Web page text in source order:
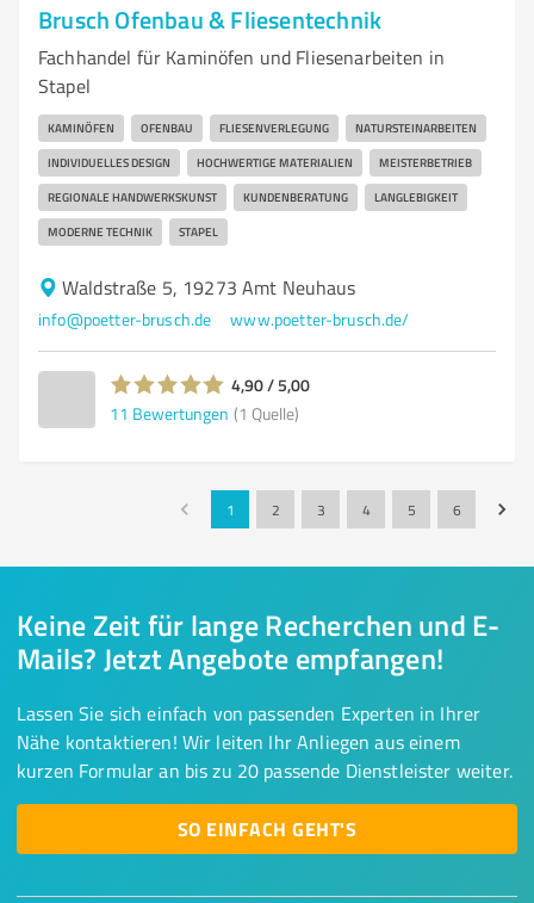
Brusch Ofenbau & Fliesentechnik
Fachhandel für Kaminöfen und Fliesenarbeiten in
Stapel
KAMINÖFEN OFENBAU FLIESENVERLEGUNG NATURSTEINARBEITEN
INDIVIDUELLES DESIGN HOCHWERTIGE MATERIALIEN MEISTERBETRIEB
REGIONALE HANDWERKSKUNST KUNDENBERATUNG LANGLEBIGKEIT
MODERNE TECHNIK STAPEL
Waldstraße 5, 19273 Amt Neuhaus
info@poetter-brusch.de www.poetter-brusch.de/
4,90 / 5,00
11 Bewertungen (1 Quelle)
1 2 3 4 5 6
Keine Zeit für lange Recherchen und E-
Mails? Jetzt Angebote empfangen!
Lassen Sie sich einfach von passenden Experten in Ihrer
Nähe kontaktieren! Wir leiten Ihr Anliegen aus einem
kurzen Formular an bis zu 20 passende Dienstleister weiter.
SO EINFACH GEHT'S